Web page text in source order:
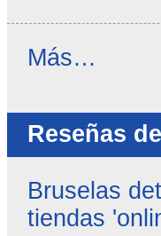
Noticias
Más…
Reseñas
Bruselas
tiendas